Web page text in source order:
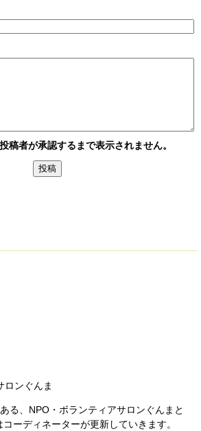
稿者が承認するまで表示されません。
ロンぐんま
る、NPO・ボランティアサロンぐんまと
ーディネーターが更新していきます。